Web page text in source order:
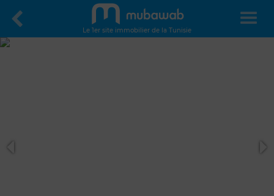
Le 1er site immobilier de la Tunisie